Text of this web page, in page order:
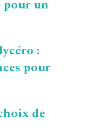
un
:
pour
de